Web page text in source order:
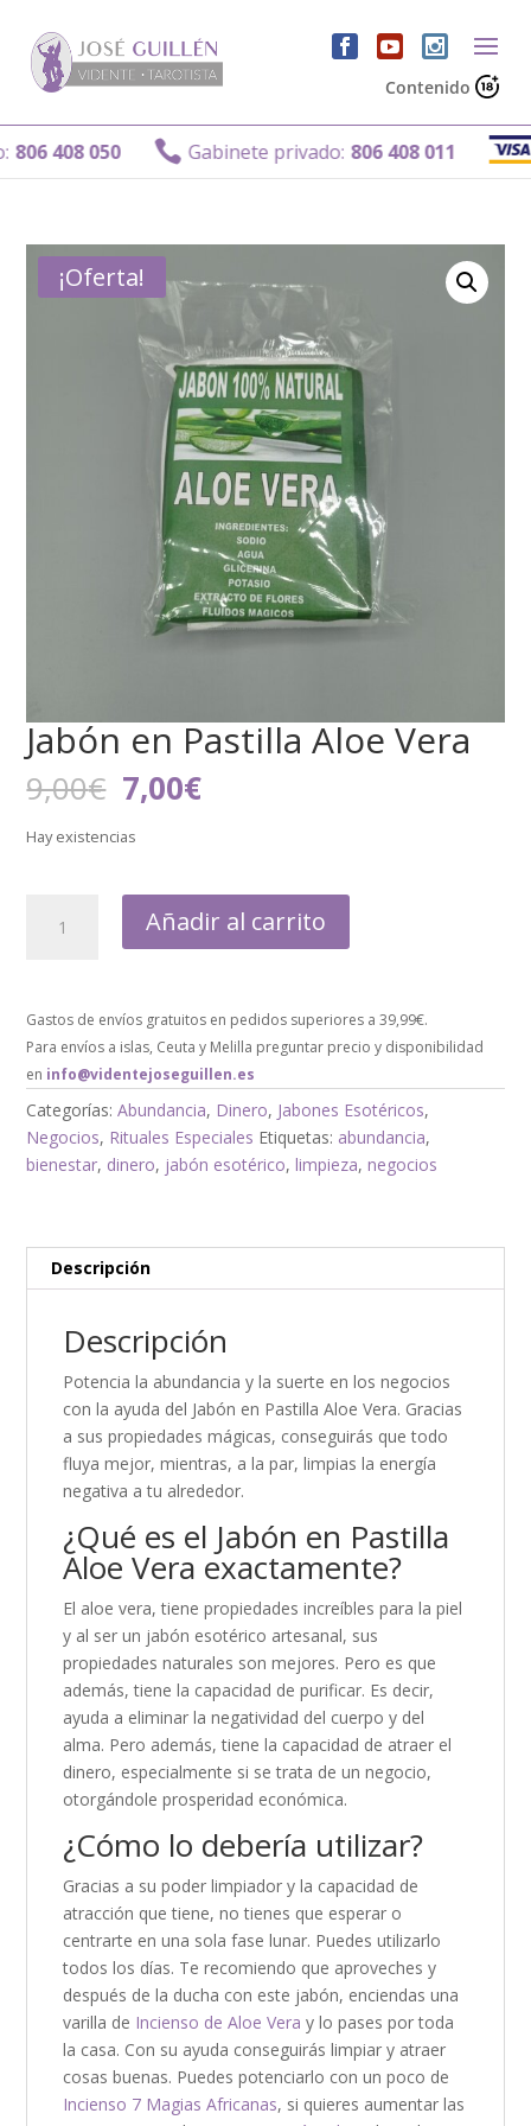
Contenido
408 050  Gabinete privado: 806 408 011
¡Oferta!
Jabón en Pastilla Aloe Vera
9,00€ El
precio
original
9,00€.
7,00€El
7,00€.
Hay existencias
Añadir al carrito
Gastos de envíos gratuitos en pedidos superiores a 39,99€.
Para envíos a islas, Ceuta y Melilla preguntar precio y disponibilidad
en info@videntejoseguillen.es
Categorías:Abundancia, Dinero, Jabones Esotéricos,
Negocios, Rituales Especiales Etiquetas: abundancia,
bienestar, dinero, jabón esotérico,limpieza,negocios
Descripción
Descripción
Potencia la abundancia y la suerte en los negocios
con la ayuda del Jabón en Pastilla Aloe Vera. Gracias
a sus propiedades mágicas, conseguirás que todo
fluya mejor, mientras, a la par, limpias la energía
negativa a tu alrededor.
¿Qué es el Jabón en Pastilla
Aloe Vera exactamente?
El aloe vera, tiene propiedades increíbles para la piel
y al ser un jabón esotérico artesanal, sus
propiedades naturales son mejores. Pero es que
además, tiene la capacidad de purificar. Es decir,
ayuda a eliminar la negatividad del cuerpo y del
alma. Pero además, tiene la capacidad de atraer el
dinero, especialmente si se trata de un negocio,
otorgándole prosperidad económica.
¿Cómo lo debería utilizar?
Gracias a su poder limpiador y la capacidad de
atracción que tiene, no tienes que esperar o
centrarte en una sola fase lunar. Puedes utilizarlo
todos los días. Te recomiendo que aproveches y
después de la ducha con este jabón, enciendas una
varilla de Incienso de Aloe Vera y lo pases por toda
la casa. Con su ayuda conseguirás limpiar y atraer
cosas buenas. Puedes potenciarlo con un poco de
Incienso 7 Magias Africanas, si quieres aumentar las